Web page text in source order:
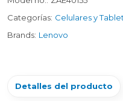
Categorías: Celulares y
Brands: Lenovo
Detalles del producto